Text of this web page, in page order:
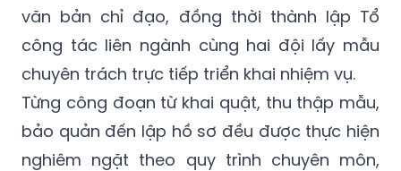
văn bản chỉ đạo, đồng thời thành lập Tổ
công tác liên ngành cùng hai đội lấy mẫu
chuyên trách trực tiếp triển khai nhiệm vụ.
Từng công đoạn từ khai quật, thu thập mẫu,
bảo quản đến lập hồ sơ đều được thực hiện
nghiêm ngặt theo quy trình chuyên môn,